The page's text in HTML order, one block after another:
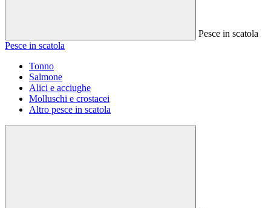
Pesce in scatola
Pesce in scatola
Tonno
Salmone
Alici e acciughe
Molluschi e crostacei
Altro pesce in scatola